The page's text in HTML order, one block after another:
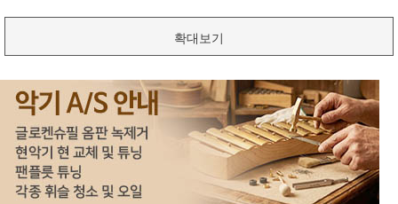
확대보기